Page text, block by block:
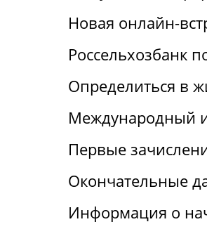
Новая онлайн-
Россельхозбанк
Определиться в
Международный
Первые
Окончательные
Информация о